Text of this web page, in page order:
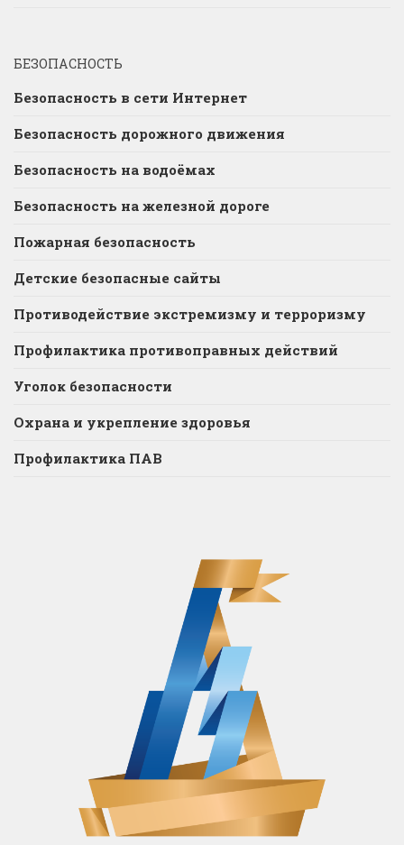
БЕЗОПАСНОСТЬ
Безопасность в сети Интернет
Безопасность дорожного движения
Безопасность на водоёмах
Безопасность на железной дороге
Пожарная безопасность
Детские безопасные сайты
Противодействие экстремизму и терроризму
Профилактика противоправных действий
Уголок безопасности
Охрана и укрепление здоровья
Профилактика ПАВ